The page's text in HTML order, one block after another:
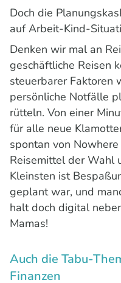
Doch die
auf Arbeit-Kind-
Denken wir mal an
geschäftliche Reisen
steuerbarer Faktoren
persönliche Notfälle
rütteln. Von einer
für alle neue
spontan von
Reisemittel der Wahl
Kleinsten ist
geplant war, und
halt doch digital
Mamas!
Auch die Tabu-
Finanzen